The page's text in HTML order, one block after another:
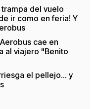
del vuelo
ir como en feria! Y
cae en
al viajero "Benito
el pellejo... y